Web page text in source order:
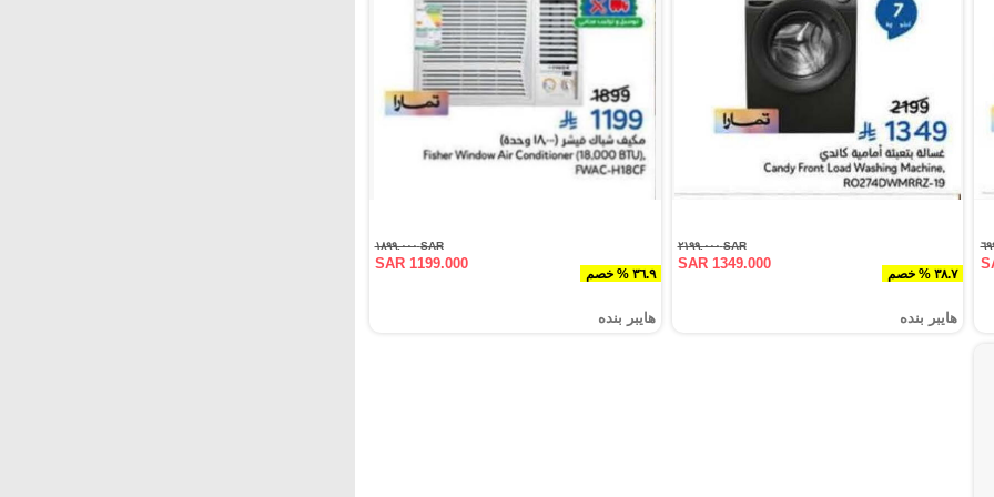
٣٨.٧ % خصم
SAR ٢١٩٩.٠٠٠
SAR 1349.000
هايبر بنده
٣٦.٩ % خصم
SAR ١٨٩٩.٠٠٠
SAR 1199.000
هايبر بنده